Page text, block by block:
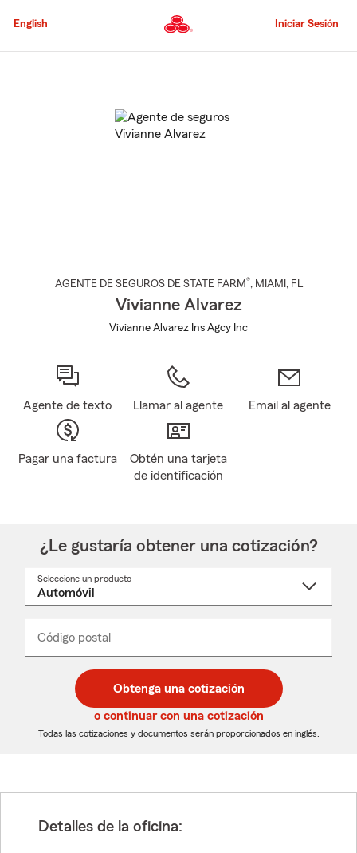
al
principal
English Iniciar Sesión
AGENTE DE SEGUROS DE STATE FARM®, MIAMI , FL
Vivianne Alvarez
Vivianne Alvarez Ins Agcy Inc
Agente de texto Llamar al agente Email al agente
Pagar una factura
Obtén una tarjeta
de identificación
¿Le gustaría obtener una cotización?
Seleccione un producto
desplegable
Código postal
de
5
dígitos
de
5
dígitos
_____
Obtenga una cotización
o continuar con una cotización
Todas las cotizaciones y documentos serán proporcionados en inglés.
Detalles de la oficina: